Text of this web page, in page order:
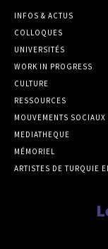
INFOS & ACTUS
COLLOQUES
UNIVERSITÉS
WORK IN PROGRESS
CULTURE
RESSOURCES
MOUVEMENTS SOCIAUX
MEDIATHEQUE
MÉMORIEL
ARTISTES DE TURQUIE